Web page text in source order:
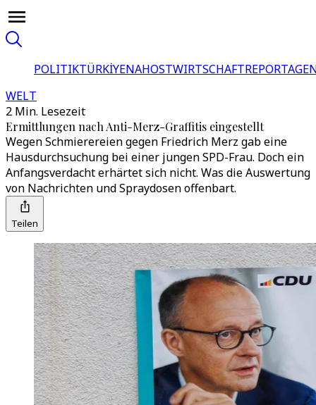
POLITIKTÜRKİYENAHOSTWIRTSCHAFT
WELT
2 Min. Lesezeit
Ermittlungen nach Anti-Merz-Graffitis eingestellt
Wegen Schmierereien gegen Friedrich Merz gab eine
Hausdurchsuchung bei einer jungen SPD-Frau. Doch ein
Anfangsverdacht erhärtet sich nicht. Was die Auswertung
von Nachrichten und Spraydosen offenbart.
Teilen